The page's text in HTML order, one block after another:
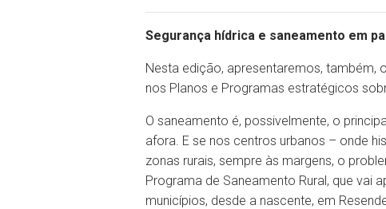
Segurança hídrica e saneamento em
Nesta edição, apresentaremos, também,
nos Planos e Programas estratégicos
O saneamento é, possivelmente, o
afora. E se nos centros urbanos – onde
zonas rurais, sempre às margens, o
Programa de Saneamento Rural, que vai
municípios, desde a nascente, em